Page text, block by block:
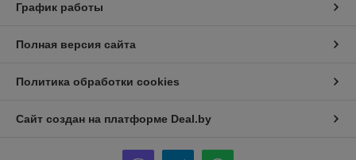
График работы
Полная версия сайта
Политика обработки cookies
Сайт создан на платформе Deal.by